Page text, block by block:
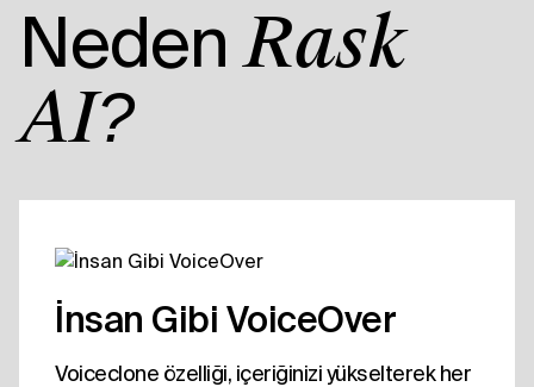
Neden Rask
AI?
İnsan Gibi VoiceOver
Voiceclone özelliği, içeriğinizi yükselterek her